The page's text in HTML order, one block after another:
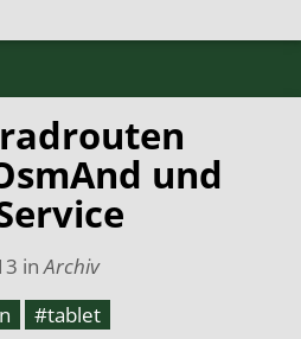
und
in Archiv
#tablet